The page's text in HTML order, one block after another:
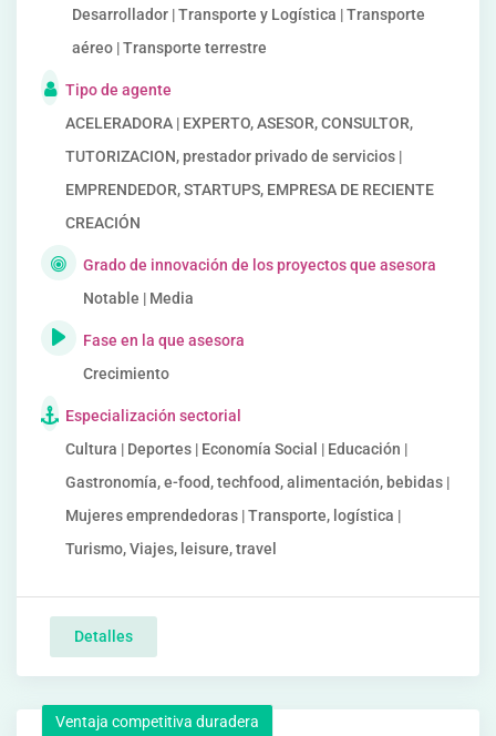
Desarrollador | Transporte y Logística | Transporte
aéreo | Transporte terrestre
Tipo de agente
ACELERADORA | EXPERTO, ASESOR, CONSULTOR,
TUTORIZACION, prestador privado de servicios |
EMPRENDEDOR, STARTUPS, EMPRESA DE RECIENTE
CREACIÓN
Grado de innovación de los proyectos que asesora
Notable | Media
Fase en la que asesora
Crecimiento
Especialización sectorial
Cultura | Deportes | Economía Social | Educación |
Gastronomía, e-food, techfood, alimentación, bebidas |
Mujeres emprendedoras | Transporte, logística |
Turismo, Viajes, leisure, travel
Detalles
Ventaja competitiva duradera